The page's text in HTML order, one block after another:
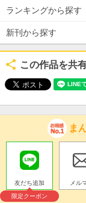
ランキングから探す
新刊から探す
この作品を共
ま
友だち追加
限定クーポン
メル